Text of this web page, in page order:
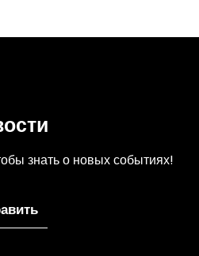
знать о новых событиях!